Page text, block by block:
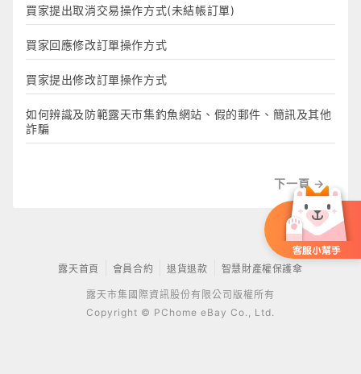
買家提出取消交易操作方式(未結帳訂單)
買家回應修改訂單操作方式
買家提出修改訂單操作方式
如何辨識及防範露天市集釣魚網站、假的郵件、簡訊及其他
詐騙
下一頁 →
露天首頁 會員合約 退貨退款 智慧財產權保護傘
露天市集國際資訊股份有限公司版權所有
Copyright © PChome eBay Co., Ltd.